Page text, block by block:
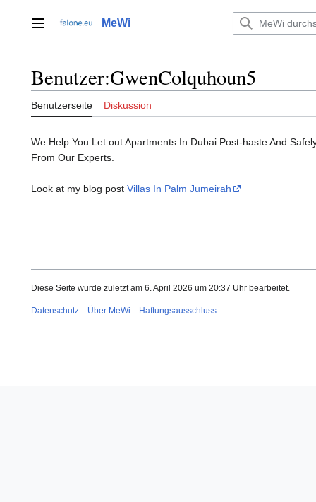
springenHauptmenü MeWi
Benutzer:GwenColquhoun5
Benutzerseite Diskussion
We Help You Let out Apartments In Dubai Post-haste And
From Our Experts.
Look at my blog post Villas In Palm Jumeirah
Diese Seite wurde zuletzt am 6. April 2026 um 20:37 Uhr bearbeitet.
Datenschutz Über MeWi Haftungsausschluss